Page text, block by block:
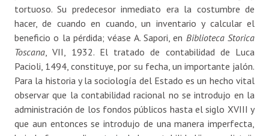
tortuoso. Su predecesor inmediato era la costumbre de
hacer, de cuando en cuando, un inventario y calcular el
beneficio o la pérdida; véase A. Sapori, en Biblioteca Storica
Toscana , VII, 1932. El tratado de contabilidad de Luca
Pacioli, 1494, constituye, por su fecha, un importante jalón.
Para la historia y la sociología del Estado es un hecho vital
observar que la contabilidad racional no se introdujo en la
administración de los fondos públicos hasta el siglo XVIII y
que aun entonces se introdujo de una manera imperfecta,